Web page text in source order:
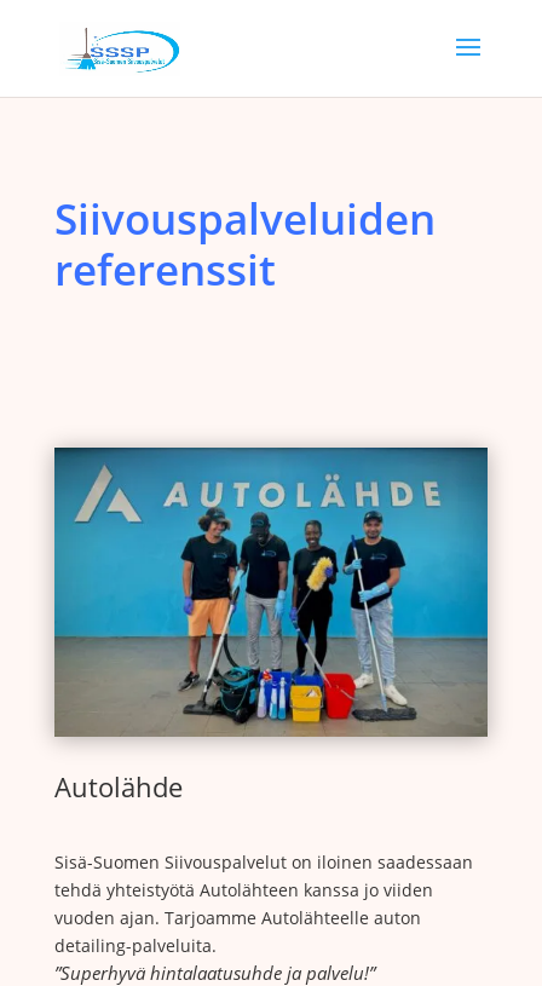
Siivouspalveluiden
referenssit
Autolähde
Sisä-Suomen Siivouspalvelut on iloinen saadessaan
tehdä yhteistyötä Autolähteen kanssa jo viiden
vuoden ajan. Tarjoamme Autolähteelle auton
detailing-palveluita.
”Superhyvä hintalaatusuhde ja palvelu!”